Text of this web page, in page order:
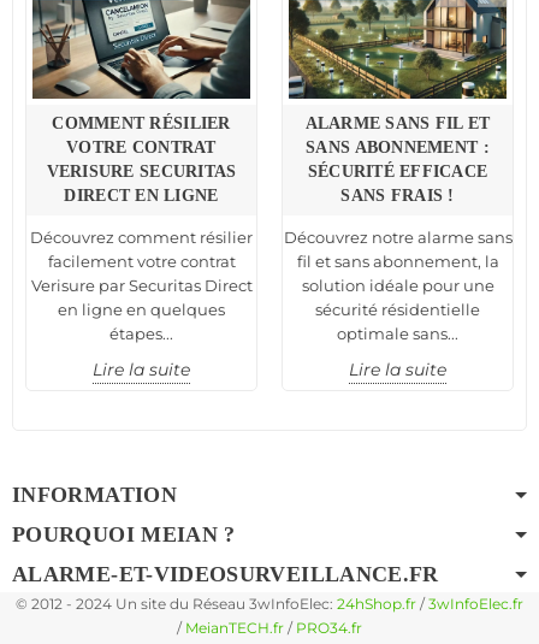
COMMENT RÉSILIER
VOTRE CONTRAT
VERISURE SECURITAS
DIRECT EN LIGNE
Découvrez comment résilier
facilement votre contrat
Verisure par Securitas Direct
en ligne en quelques
étapes...
Lire la suite
ALARME SANS FIL ET
SANS ABONNEMENT :
SÉCURITÉ EFFICACE
SANS FRAIS !
Découvrez notre alarme sans
fil et sans abonnement, la
solution idéale pour une
sécurité résidentielle
optimale sans...
Lire la suite
INFORMATION
POURQUOI MEIAN ?
ALARME-ET-VIDEOSURVEILLANCE.FR
© 2012 - 2024 Un site du Réseau 3wInfoElec: 24hShop.fr /3wInfoElec.fr
/ MeianTECH.fr / PRO34.fr